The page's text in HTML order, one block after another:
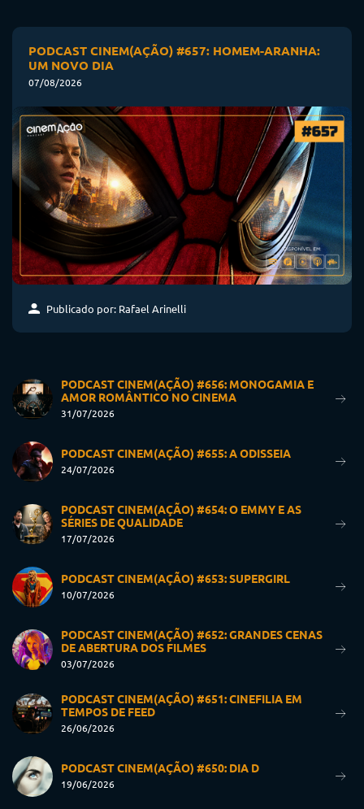
PODCAST CINEM(AÇÃO) #657: HOMEM-ARANHA:
UM NOVO DIA
07/08/2026
Publicado por: Rafael Arinelli
PODCAST CINEM(AÇÃO) #656: MONOGAMIA E
AMOR ROMÂNTICO NO CINEMA
31/07/2026
PODCAST CINEM(AÇÃO) #655: A ODISSEIA
24/07/2026
PODCAST CINEM(AÇÃO) #654: O EMMY E AS
SÉRIES DE QUALIDADE
17/07/2026
PODCAST CINEM(AÇÃO) #653: SUPERGIRL
10/07/2026
PODCAST CINEM(AÇÃO) #652: GRANDES CENAS
DE ABERTURA DOS FILMES
03/07/2026
PODCAST CINEM(AÇÃO) #651: CINEFILIA EM
TEMPOS DE FEED
26/06/2026
PODCAST CINEM(AÇÃO) #650: DIA D
19/06/2026